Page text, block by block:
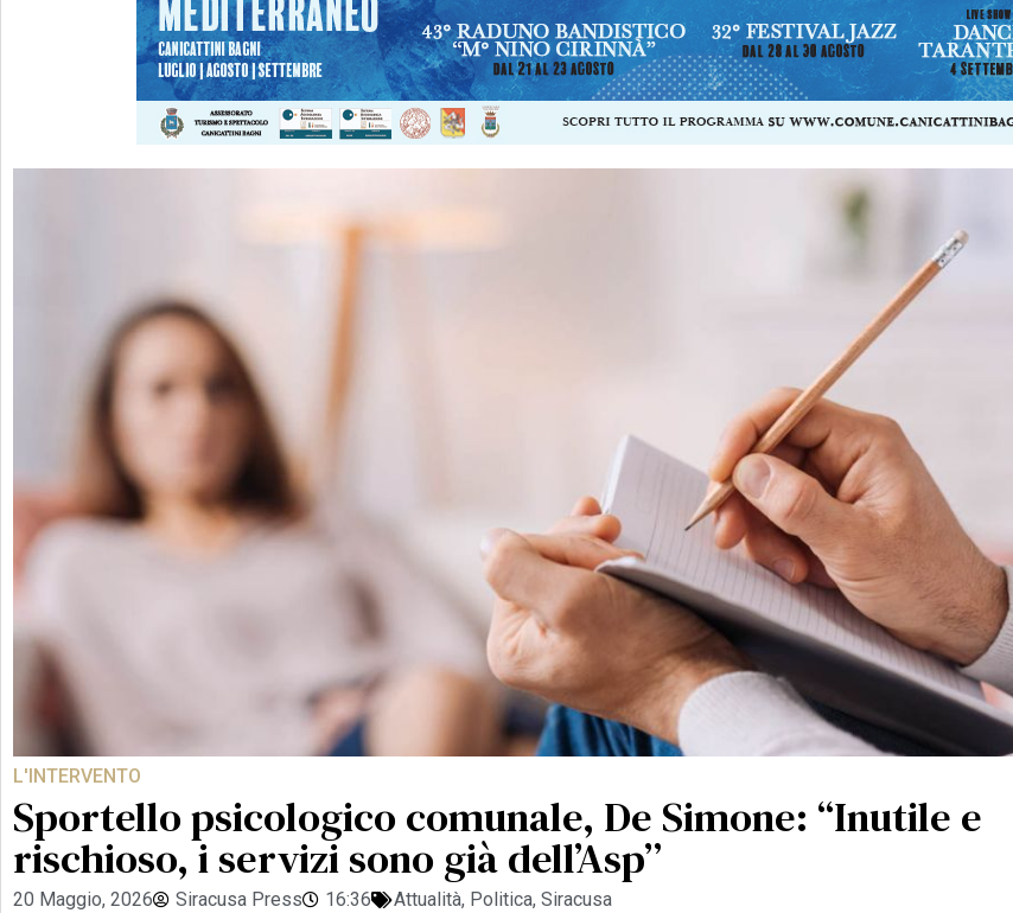
L'INTERVENTO
Sportello psicologico comunale, De Simone: “Inutile e
rischioso, i servizi sono già dell’Asp”
20 Maggio, 2026 Siracusa Press 16:36 Attualità, Politica, Siracusa